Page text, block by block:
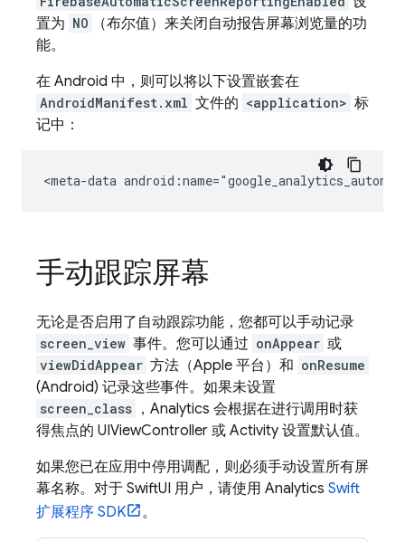
置为 NO
（布尔值）来关闭自动报告屏幕浏览量的功
能。
在 Android 中，则可以将以下设置嵌套在
AndroidManifest.xml 文件的 <application> 标
记中：
<meta-data
手动跟踪屏幕
无论是否启用了自动跟踪功能，您都可以手动记录
screen_view 事件。您可以通过 onAppear 或
viewDidAppear 方法（Apple 平台）和 onResume
(Android) 记录这些事件。如果未设置
screen_class ， Analytics 会根据在进行调用时获
得焦点的 UIViewController 或 Activity 设置默认值。
如果您已在应用中停用调配，则必须手动设置所有屏
幕名称。对于 SwiftUI 用户，请使用 Analytics Swift
扩展程序 SDK
。